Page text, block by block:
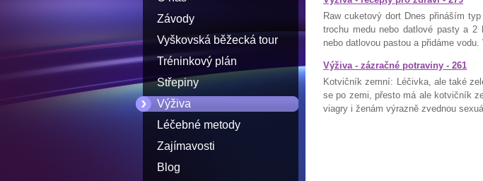
Závody
Vyškovská běžecká tour
Tréninkový plán
Střepiny
Výživa
Léčebné metody
Zajímavosti
Blog
Raw cuketový dort Dnes přináším
trochu medu nebo datlové pasty a
nebo datlovou pastou a přidáme
Výživa - zázračné potraviny - 261
Kotvičník zemní: Léčivka, ale také
se po zemi, přesto má ale kotvičník
viagry i ženám výrazně zvednou